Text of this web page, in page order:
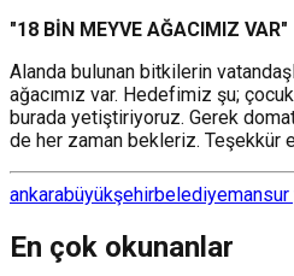
"18 BİN MEYVE AĞACIMIZ VAR"
Alanda bulunan bitkilerin
ağacımız var. Hedefimiz şu;
burada yetiştiriyoruz. Gerek
de her zaman bekleriz. Teşekkür
ankarabüyükşehirbelediyemansur
En çok okunanlar